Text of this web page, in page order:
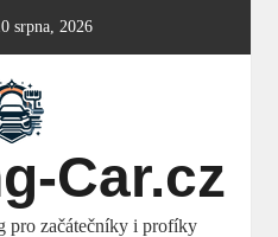
srpna, 2026
Car.cz
pro začátečníky i profíky